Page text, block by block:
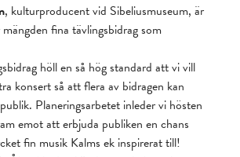
, kulturproducent vid Sibeliusmuseum, är
fina tävlingsbidrag som
höll en så hög standard att vi vill
konsert så att flera av bidragen kan
Planeringsarbetet inleder vi hösten
emot att erbjuda publiken en chans
fin musik Kalms ek inspirerat till!